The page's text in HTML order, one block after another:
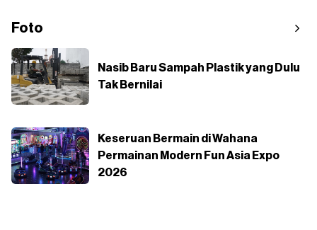
Foto
Nasib Baru Sampah Plastik yang Dulu
Tak Bernilai
Keseruan Bermain di Wahana
Permainan Modern Fun Asia Expo
2026